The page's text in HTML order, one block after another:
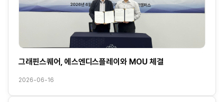
그래핀스퀘어, 에스엔디스플레이와 MOU 체결
2026-06-16